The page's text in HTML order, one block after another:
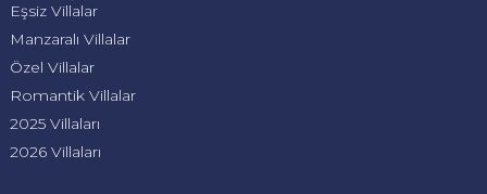
Eşsiz Villalar
Manzaralı Villalar
Özel Villalar
Romantik Villalar
2025 Villaları
2026 Villaları